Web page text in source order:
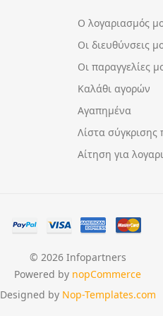
Ο λογαριασμός
Οι διευθύνσεις
Οι παραγγελίες
Καλάθι αγορών
Αγαπημένα
Λίστα σύγκρισης
Αίτηση για
© 2026 Infopartners
Powered by nopCommerce
Designed by Nop-Templates.com